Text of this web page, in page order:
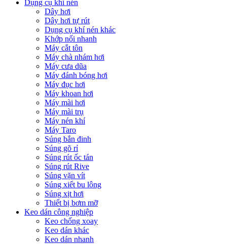
Dụng cụ khí nén
Dây hơi
Dây hơi tự rút
Dụng cụ khí nén khác
Khớp nối nhanh
Máy cắt tôn
Máy chà nhám hơi
Máy cưa dũa
Máy đánh bóng hơi
Máy đục hơi
Máy khoan hơi
Máy mài hơi
Máy mài trụ
Máy nén khí
Máy Taro
Súng bắn đinh
Súng gõ rỉ
Súng rút ốc tán
Súng rút Rive
Súng vặn vít
Súng xiết bu lông
Súng xịt hơi
Thiết bị bơm mỡ
Keo dán công nghiệp
Keo chống xoay
Keo dán khác
Keo dán nhanh